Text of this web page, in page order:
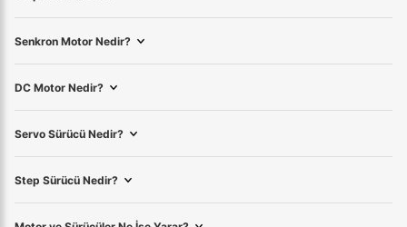
Senkron Motor Nedir?
DC Motor Nedir?
Servo Sürücü Nedir?
Step Sürücü Nedir?